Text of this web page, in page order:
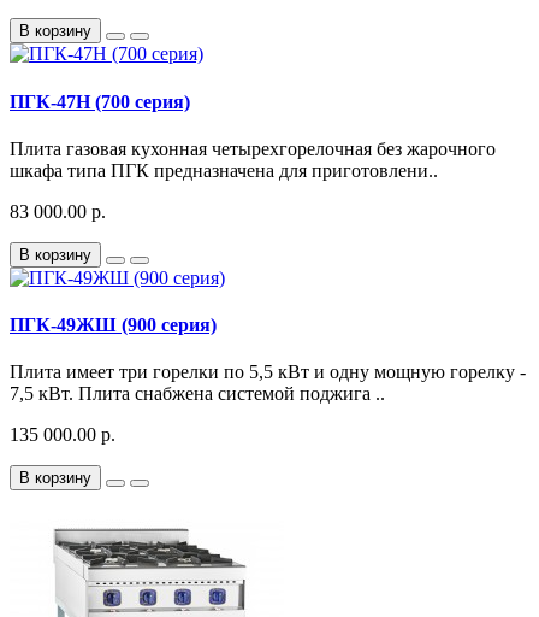
В корзину
ПГК-47Н (700 серия)
Плита газовая кухонная четырехгорелочная без жарочного
шкафа типа ПГК предназначена для приготовлени..
83 000.00 р.
В корзину
ПГК-49ЖШ (900 серия)
Плита имеет три горелки по 5,5 кВт и одну мощную горелку -
7,5 кВт. Плита снабжена системой поджига ..
135 000.00 р.
В корзину